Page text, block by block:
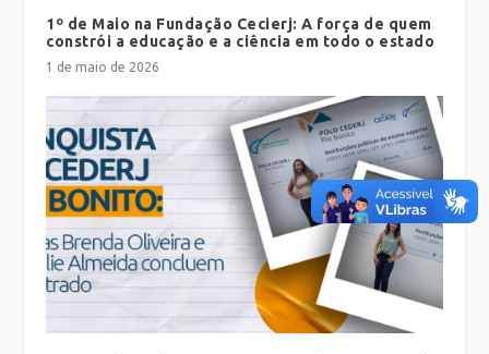
1º de Maio na Fundação Cecierj: A força de quem
constrói a educação e a ciência em todo o estado
1 de maio de 2026